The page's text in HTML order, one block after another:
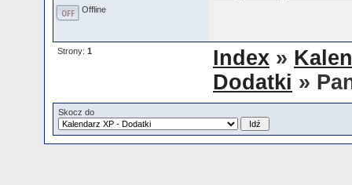
Offline
Strony: 1 Index »
Dodatki »
Skocz do